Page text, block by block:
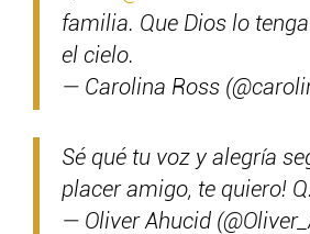
familia. Que Dios lo
el cielo.
— Carolina Ross
Sé qué tu voz y alegría
placer amigo, te quiero!
— Oliver Ahucid